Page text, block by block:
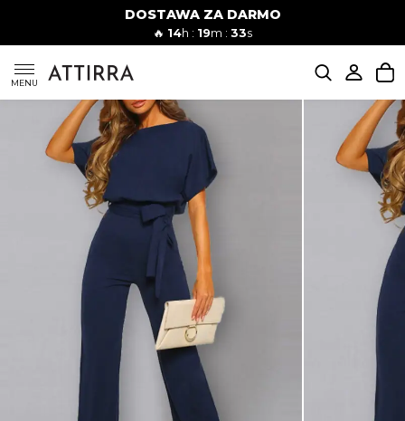
DOSTAWA ZA DARMO
🔥 14h : 19m : 32s
MENU
Mężczyźni
SUKIENKI
KOMPLETY
KOMBINEZONY
STROJE KĄPIELOWE